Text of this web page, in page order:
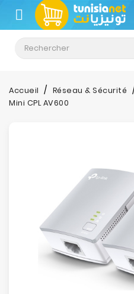
CATÉGORIE
Climatisation
Informatique
Accueil Réseau & Sécurité
Mini CPL AV600